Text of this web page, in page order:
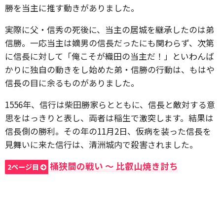
勝を当主に推す動きがありました。
実際に父・信秀の死後に、当主の居城を継承したのは弟
信勝。一応当主は嫡男の信長だったにも関わらず、次第
に信長に対して「俺こそが織田の当主だ！」といわんば
かりに独自の動きをし始めた弟・信勝の行動は、もはや
信長の目に余るものがありました。
1556年、信行は柴田勝家らとともに、信長と敵対する意
思をはっきりと表し、両者は稲生で激突します。結果は
信長側の勝利。その年の11月2日、仮病を装った信長を
見舞いに来た信行は、清洲城内で殺害されました。
2ページ目 桶狭間の戦い 〜 比叡山焼き討ち